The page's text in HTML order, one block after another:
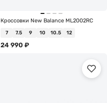
Кроссовки New Balance ML2002RC
7 7.5 9 10 10.5 12
24 990 ₽